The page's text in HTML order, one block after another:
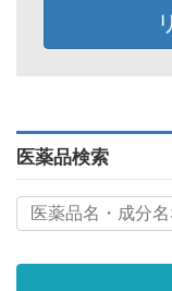
医薬品検索